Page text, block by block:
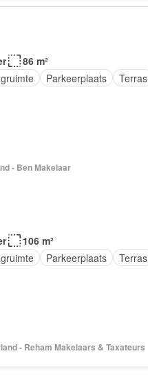
86 m²
Parkeerplaats Terras
- Ben Makelaar
106 m²
Parkeerplaats Terras
- Reham Makelaars & Taxateurs